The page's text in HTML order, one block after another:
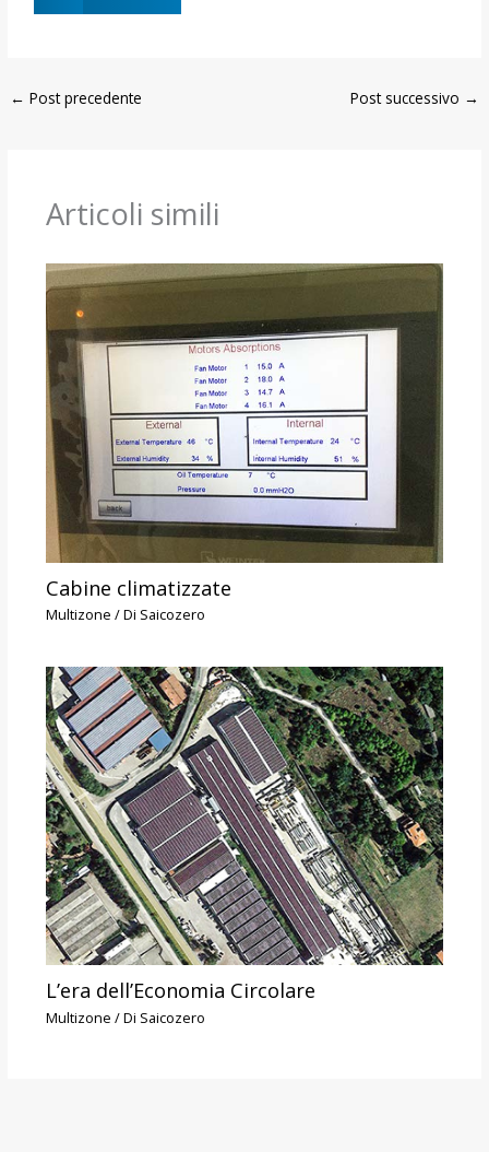
← Post precedente Post successivo →
Articoli simili
Cabine climatizzate
Multizone / Di Saicozero
L’era dell’Economia Circolare
Multizone / Di Saicozero